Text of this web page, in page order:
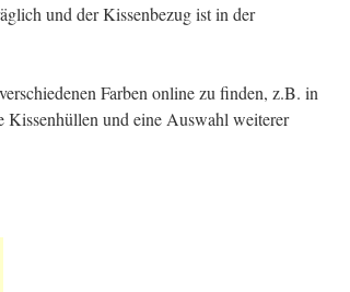
und der Kissenbezug ist in der
Farben online zu finden, z.B. in
und eine Auswahl weiterer